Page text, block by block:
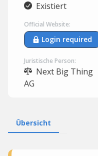
Existiert
Official Website:
Login required
Juristische Person:
Next Big Thing
AG
Übersicht